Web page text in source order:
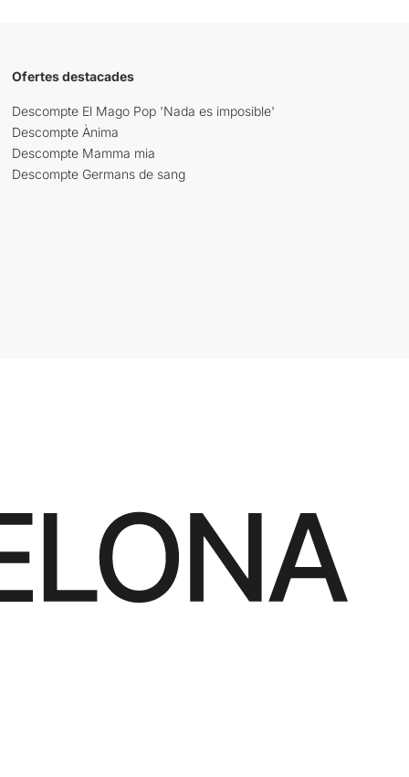
Ofertes destacades
Descompte El Mago Pop 'Nada es imposible'
Descompte Ànima
Descompte Mamma mia
Descompte Germans de sang